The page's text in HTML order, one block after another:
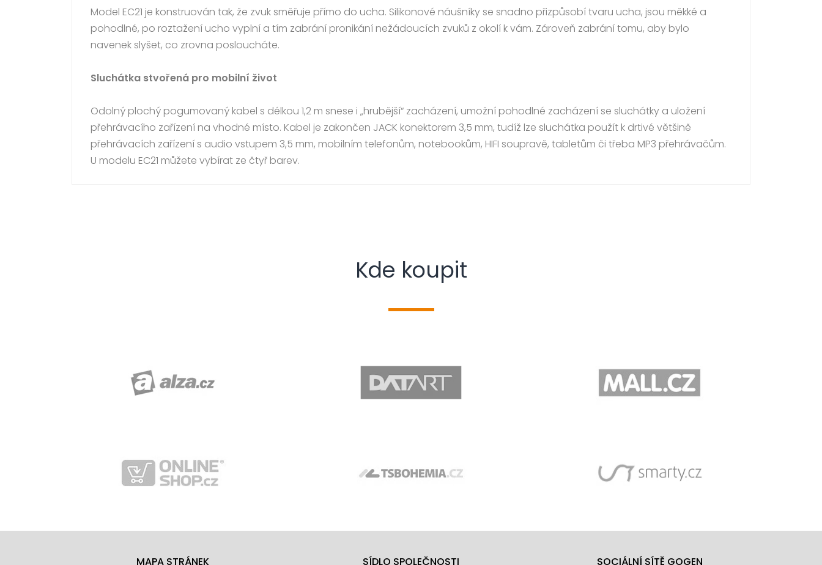
Model EC21 je konstruován tak, že zvuk směřuje přímo do ucha. Silikonové náušníky se snadno přizpůsobí tvaru ucha, jsou měkké a
pohodlné, po roztažení ucho vyplní a tím zabrání pronikání nežádoucích zvuků z okolí k vám. Zároveň zabrání tomu, aby bylo
navenek slyšet, co zrovna posloucháte.
Sluchátka stvořená pro mobilní život
Odolný plochý pogumovaný kabel s délkou 1,2 m snese i „hrubější“ zacházení, umožní pohodlné zacházení se sluchátky a uložení
přehrávacího zařízení na vhodné místo. Kabel je zakončen JACK konektorem 3,5 mm, tudíž lze sluchátka použít k drtivé většině
přehrávacích zařízení s audio vstupem 3,5 mm, mobilním telefonům, notebookům, HIFI soupravě, tabletům či třeba MP3 přehrávačům.
U modelu EC21 můžete vybírat ze čtyř barev.
Kde koupit
MAPA STRÁNEK SÍDLO SPOLEČNOSTI SOCIÁLNÍ SÍTĚ GOGEN